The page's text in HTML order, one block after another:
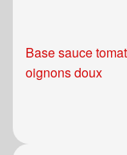
Base sauce
oignons doux